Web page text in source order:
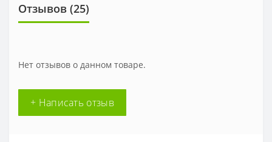
Отзывов (25)
Нет отзывов о данном товаре.
+ Написать отзыв